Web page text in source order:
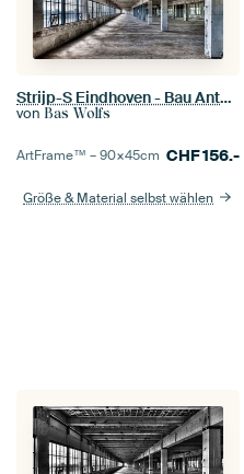
Strijp-S Eindhoven - Bau Anton für die Renovierung
von Bas Wolfs
ArtFrame™ –90×45cm CHF156.-
Größe & Material selbst wählen